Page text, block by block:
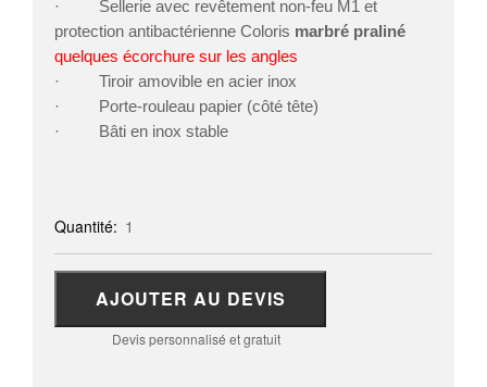
· Sellerie avec revêtement non-feu M1 et
protection antibactérienne Coloris marbré praliné
quelques écorchure sur les angles
· Tiroir amovible en acier inox
· Porte-rouleau papier (côté tête)
· Bâti en inox stable
Quantité: 1
AJOUTER AU DEVIS
Devis personnalisé et gratuit